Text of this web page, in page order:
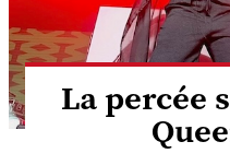
La percée